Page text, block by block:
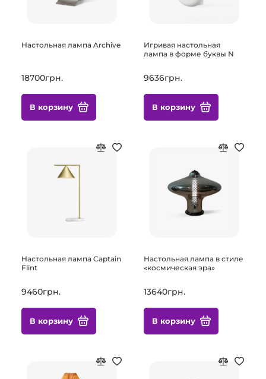
Настольная лампа Archive
18700грн.
В корзину
Игривая настольная
лампа в форме буквы N
9636грн.
В корзину
Настольная лампа Captain
Flint
9460грн.
В корзину
Настольная лампа в стиле
«‎космическая эра»‎
13640грн.
В корзину